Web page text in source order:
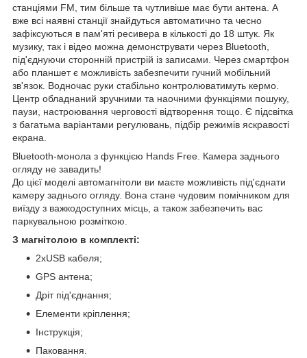
станціями FM, тим більше та чутливіше має бути антена. А
вже всі наявні станції знайдуться автоматично та чесно
зафіксуються в пам'яті ресивера в кількості до 18 штук. Як
музику, так і відео можна демонструвати через Bluetooth,
під'єднуючи сторонній пристрій із записами. Через смартфон
або планшет є можливість забезпечити гучний мобільний
зв'язок. Водночас руки стабільно контролюватимуть кермо.
Центр обладнаний зручними та наочними функціями пошуку,
паузи, настроювання черговості відтворення тощо. Є підсвітка
з багатьма варіантами регулювань, підбір режимів яскравості
екрана.
Bluetooth-монола з функцією Hands Free. Камера заднього
огляду не завадить!
До цієї моделі автомагнітоли ви маєте можливість під'єднати
камеру заднього огляду. Вона стане чудовим помічником для
виїзду з важкодоступних місць, а також забезпечить вас
паркувальною розміткою.
З магнітолою в комплекті:
2хUSB кабеля;
GPS антена;
Дріт під'єднання;
Елементи кріплення;
Інструкція;
Паковання.